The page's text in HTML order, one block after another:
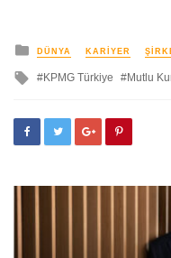
yayınlanan
DÜNYA KARIYER
ileKPMG Türkiye Mutlu